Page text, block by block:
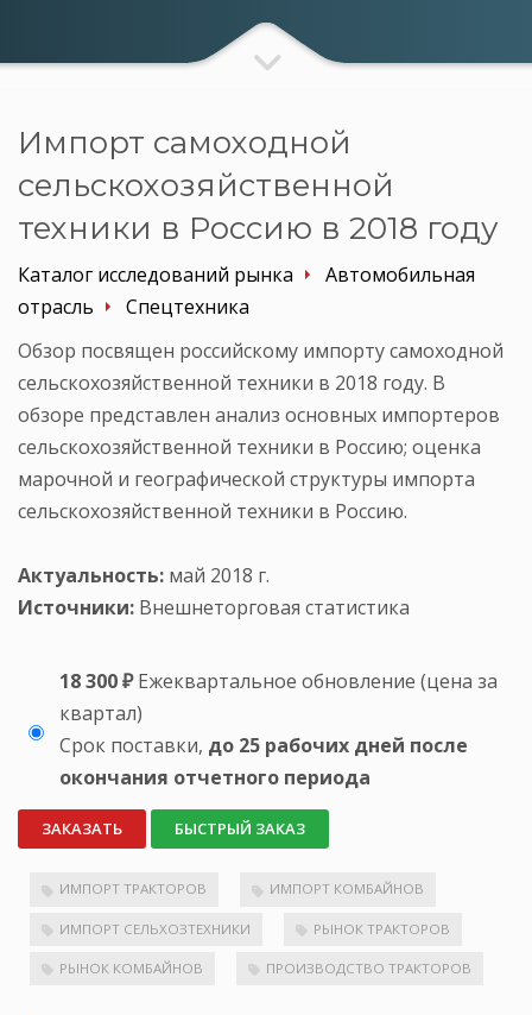
Импорт самоходной
сельскохозяйственной
техники в Россию в 2018 году
Каталог исследований рынка
Автомобильная
отрасль
Спецтехника
Обзор посвящен российскому импорту самоходной
сельскохозяйственной техники в 2018 году. В
обзоре представлен анализ основных импортеров
сельскохозяйственной техники в Россию; оценка
марочной и географической структуры импорта
сельскохозяйственной техники в Россию.
Актуальность: май 2018 г.
Источники: Внешнеторговая статистика
18 300 ₽ Ежеквартальное обновление (цена за
квартал)
Срок поставки, до 25 рабочих дней после
окончания отчетного периода
ЗАКАЗАТЬ БЫСТРЫЙ ЗАКАЗ
ИМПОРТ ТРАКТОРОВ ИМПОРТ КОМБАЙНОВ
ИМПОРТ СЕЛЬХОЗТЕХНИКИ РЫНОК ТРАКТОРОВ
РЫНОК КОМБАЙНОВ ПРОИЗВОДСТВО ТРАКТОРОВ